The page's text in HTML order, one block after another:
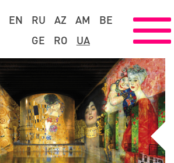
EN RU AZ AM
BE
GE
RO UA